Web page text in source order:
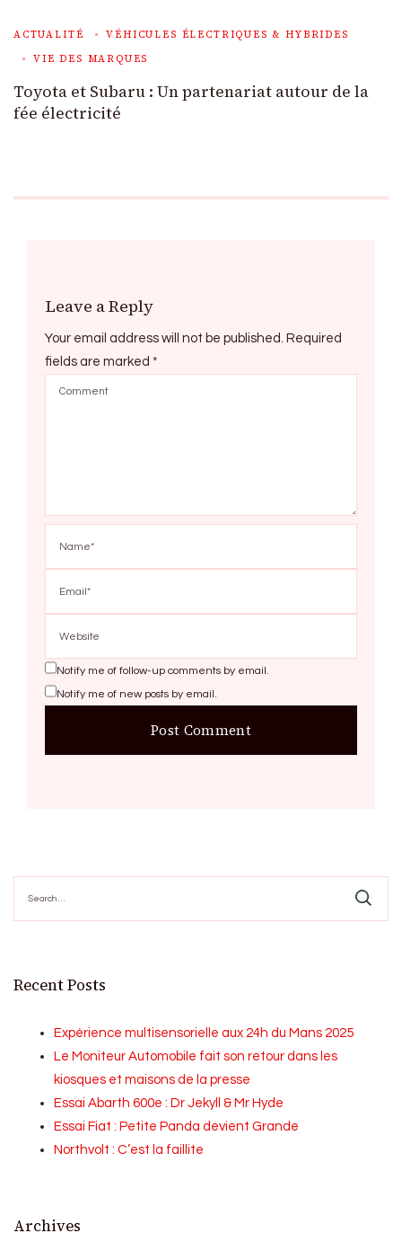
ACTUALITÉ
VÉHICULES ÉLECTRIQUES & HYBRIDES
VIE DES MARQUES
Toyota et Subaru : Un partenariat autour de la
fée électricité
Leave a Reply
Your email address will not be published. Required
fields are marked *
Notify me of follow-up comments by email.
Notify me of new posts by email.
for:
Recent Posts
Expérience multisensorielle aux 24h du Mans 2025
Le Moniteur Automobile fait son retour dans les
kiosques et maisons de la presse
Essai Abarth 600e : Dr Jekyll & Mr Hyde
Essai Fiat : Petite Panda devient Grande
Northvolt : C’est la faillite
Archives